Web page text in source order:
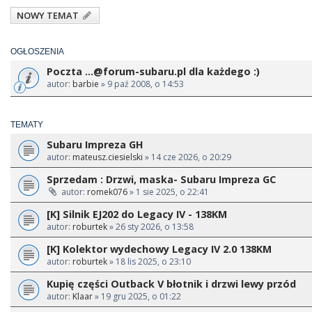
NOWY TEMAT
OGŁOSZENIA
Poczta ...@forum-subaru.pl dla każdego :)
autor: barbie » 9 paź 2008, o 14:53
TEMATY
Subaru Impreza GH
autor: mateusz.ciesielski » 14 cze 2026, o 20:29
Sprzedam : Drzwi, maska- Subaru Impreza GC
autor: romek076» 1 sie 2025, o 22:41
[K] Silnik EJ202 do Legacy IV - 138KM
autor: roburtek» 26 sty 2026, o 13:58
[K] Kolektor wydechowy Legacy IV 2.0 138KM
autor: roburtek» 18 lis 2025, o 23:10
Kupię części Outback V błotnik i drzwi lewy przód
autor: Klaar» 19 gru 2025, o 01:22